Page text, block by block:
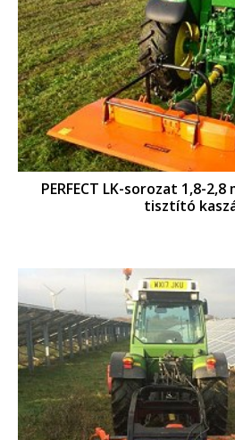
PERFECT LK-sorozat 1,8-
tisztító